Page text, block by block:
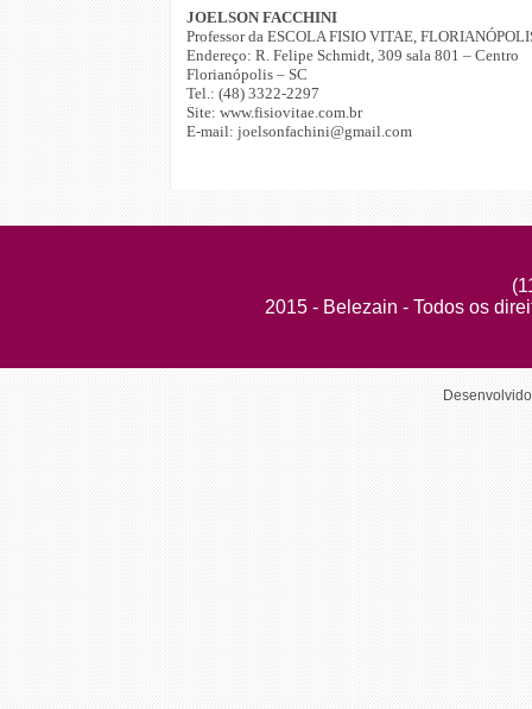
JOELSON FACCHINI
Professor da ESCOLA FISIO VITAE,
Endereço: R. Felipe Schmidt, 309 sala 801 – Centro
Florianópolis – SC
Tel.: (48) 3322-2297
Site: www.fisiovitae.com.br
E-mail: joelsonfachini@gmail.com
2015 - Belezain - Todos os